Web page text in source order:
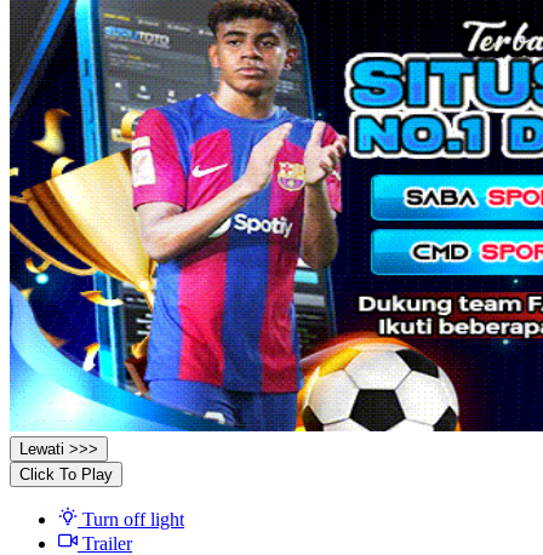
Lewati >>>
Click To Play
Turn off light
Trailer